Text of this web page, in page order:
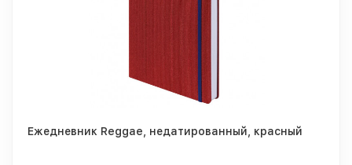
Ежедневник Reggae, недатированный, красный